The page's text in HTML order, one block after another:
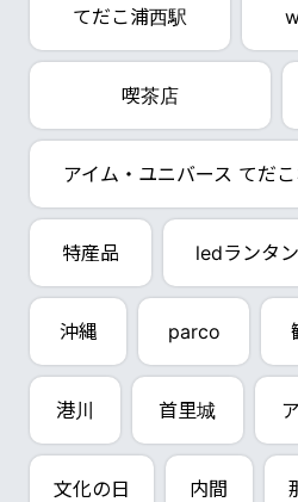
てだこ浦西駅
喫茶店
アイム・ユニバース てだ
特産品 ledランタン
沖縄 parco
港川 首里城
文化の日 内間